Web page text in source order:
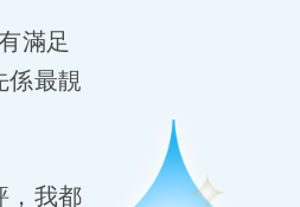
滿足
係最靚
，我都